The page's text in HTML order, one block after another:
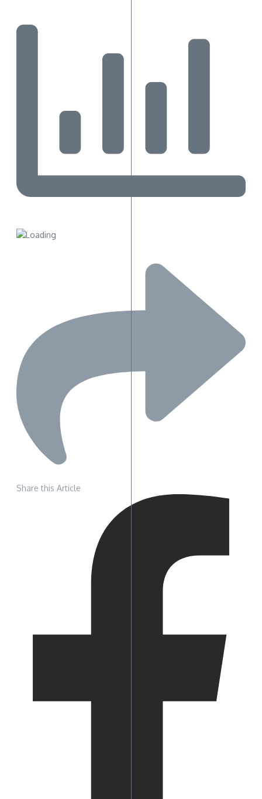
Share this Article